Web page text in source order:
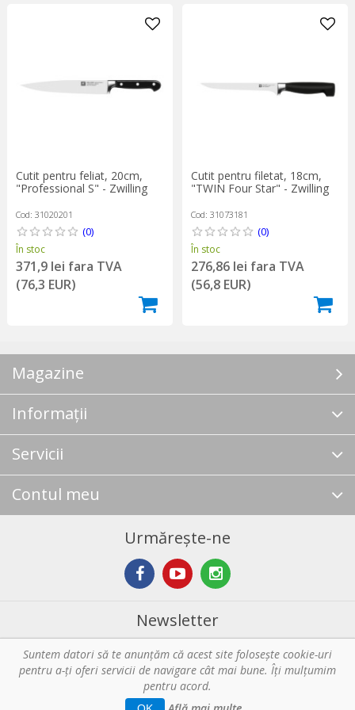
Cutit pentru feliat, 20cm,
"Professional S" - Zwilling
Cod: 31020201
(0)
În stoc
371,9 lei fara TVA
(76,3 EUR)
Cutit pentru filetat, 18cm,
"TWIN Four Star" - Zwilling
Cod: 31073181
(0)
În stoc
276,86 lei fara TVA
(56,8 EUR)
Magazine
Informații
Servicii
Contul meu
Urmărește-ne
Newsletter
Abonare
Copyright © 2026 Horeca - Pentru profesionistii din bucatarie. Toate
Suntem datori să te anunţăm că acest site foloseşte cookie-uri
pentru a-ți oferi servicii de navigare cât mai bune. Îţi mulțumim
pentru acord.